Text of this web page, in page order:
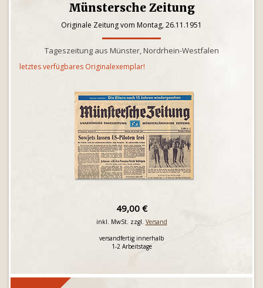
Münstersche Zeitung
Originale Zeitung vom Montag, 26.11.1951
Tageszeitung aus Münster, Nordrhein-Westfalen
letztes verfügbares Originalexemplar!
49,00 €
inkl. MwSt. zzgl. Versand
versandfertig innerhalb
1-2 Arbeitstage